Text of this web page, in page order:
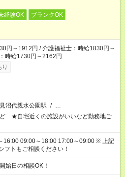
経験OK
ブランクOK
円～1912円 / 介護福祉士：時給1830円～
時給1730円～2162円
見沼代親水公園駅 / …
★自宅近くの施設がいいなど勤務地ご
09:00～18:00 17:00～09:00 ※ 上記
フトもご相談ください！
始日の相談OK！